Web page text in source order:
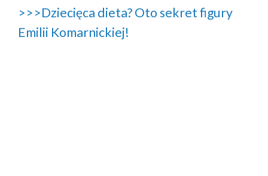
>>>Dziecięca dieta? Oto sekret figury
Emilii Komarnickiej!